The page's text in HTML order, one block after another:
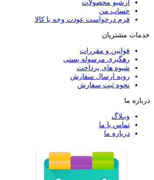
آرشیو محصولات
حساب من
فرم درخواست عودت وجه یا کالا
خدمات مشتریان
قوانین و مقررات
رهگیری مرسوله پستی
شیوه های پرداخت
رویه ارسال سفارش
نحوه ثبت سفارش
درباره ما
وبـلاگ
تماس با ما
درباره ما